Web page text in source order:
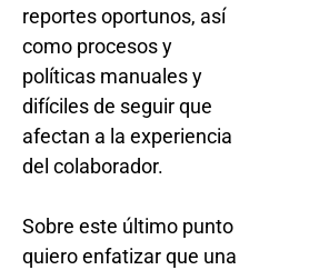
reportes oportunos, así
como procesos y
políticas manuales y
difíciles de seguir que
afectan a la experiencia
del colaborador.
Sobre este último punto
quiero enfatizar que una